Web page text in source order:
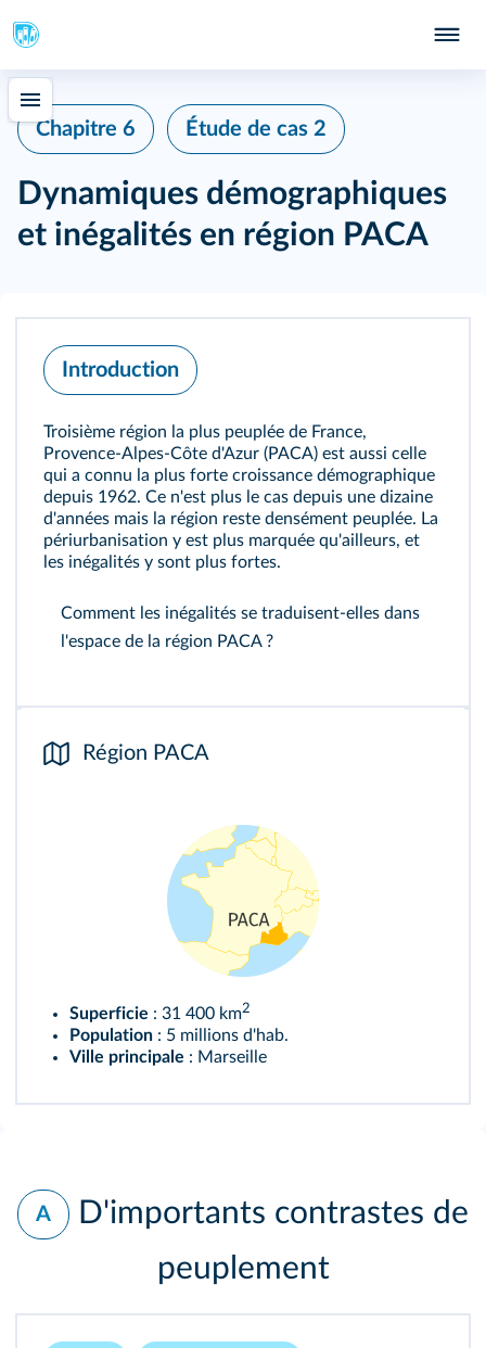
Chapitre 6 Étude de cas 2
Dynamiques démographiques
et inégalités en région PACA
Introduction
Troisième région la plus peuplée de France,
Provence‑Alpes‑Côte d'Azur (PACA) est aussi celle
qui a connu la plus forte croissance démographique
depuis 1962. Ce n'est plus le cas depuis une dizaine
d'années mais la région reste densément peuplée. La
périurbanisation y est plus marquée qu'ailleurs, et
les inégalités y sont plus fortes.
Comment les inégalités se traduisent-elles dans
l'espace de la région PACA ?
Région PACA
Superficie : 31 400 km2
Population : 5 millions d'hab.
Ville principale : Marseille
A
D'importants contrastes de
peuplement